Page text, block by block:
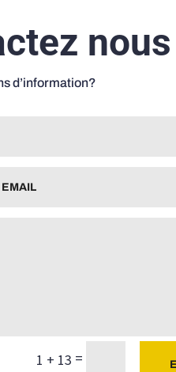
nous
d’information?
1 + 13 =